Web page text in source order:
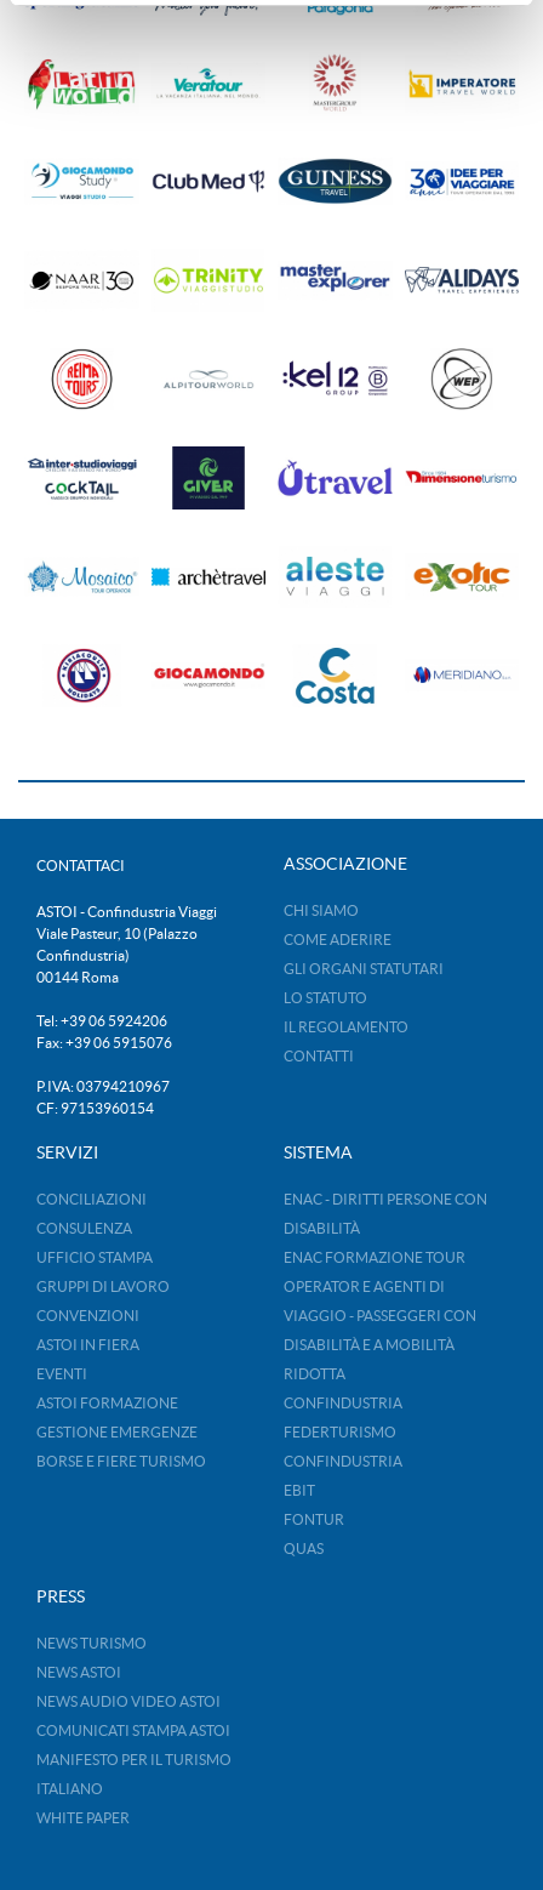
CONTATTACI
ASTOI - Confindustria Viaggi
Viale Pasteur, 10 (Palazzo
Confindustria)
00144 Roma
Tel: +39 06 5924206
Fax: +39 06 5915076
P.IVA: 03794210967
CF: 97153960154
ASSOCIAZIONE
CHI SIAMO
COME ADERIRE
GLI ORGANI STATUTARI
LO STATUTO
IL REGOLAMENTO
CONTATTI
SERVIZI
CONCILIAZIONI
CONSULENZA
UFFICIO STAMPA
GRUPPI DI LAVORO
CONVENZIONI
ASTOI IN FIERA
EVENTI
ASTOI FORMAZIONE
GESTIONE EMERGENZE
BORSE E FIERE TURISMO
SISTEMA
ENAC - DIRITTI PERSONE CON
DISABILITÀ
ENAC FORMAZIONE TOUR
OPERATOR E AGENTI DI
VIAGGIO - PASSEGGERI CON
DISABILITÀ E A MOBILITÀ
RIDOTTA
CONFINDUSTRIA
FEDERTURISMO
CONFINDUSTRIA
EBIT
FONTUR
QUAS
PRESS
NEWS TURISMO
NEWS ASTOI
NEWS AUDIO VIDEO ASTOI
COMUNICATI STAMPA ASTOI
MANIFESTO PER IL TURISMO
ITALIANO
WHITE PAPER